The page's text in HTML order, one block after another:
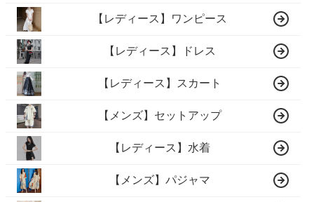
【レディース】ワンピース
【レディース】ドレス
【レディース】スカート
【メンズ】セットアップ
【レディース】水着
【メンズ】パジャマ